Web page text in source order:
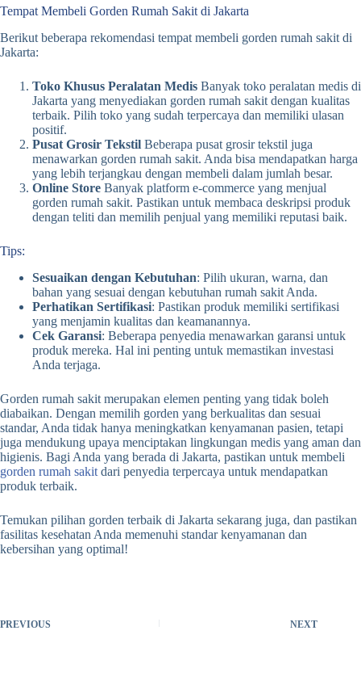
Tempat Membeli Gorden Rumah Sakit di Jakarta
Berikut beberapa rekomendasi tempat membeli gorden rumah sakit di
Jakarta:
Toko Khusus Peralatan Medis Banyak toko peralatan medis di
Jakarta yang menyediakan gorden rumah sakit dengan kualitas
terbaik. Pilih toko yang sudah terpercaya dan memiliki ulasan
positif.
Pusat Grosir Tekstil Beberapa pusat grosir tekstil juga
menawarkan gorden rumah sakit. Anda bisa mendapatkan harga
yang lebih terjangkau dengan membeli dalam jumlah besar.
Online Store Banyak platform e-commerce yang menjual
gorden rumah sakit. Pastikan untuk membaca deskripsi produk
dengan teliti dan memilih penjual yang memiliki reputasi baik.
Tips:
Sesuaikan dengan Kebutuhan: Pilih ukuran, warna, dan
bahan yang sesuai dengan kebutuhan rumah sakit Anda.
Perhatikan Sertifikasi: Pastikan produk memiliki sertifikasi
yang menjamin kualitas dan keamanannya.
Cek Garansi: Beberapa penyedia menawarkan garansi untuk
produk mereka. Hal ini penting untuk memastikan investasi
Anda terjaga.
Gorden rumah sakit merupakan elemen penting yang tidak boleh
diabaikan. Dengan memilih gorden yang berkualitas dan sesuai
standar, Anda tidak hanya meningkatkan kenyamanan pasien, tetapi
juga mendukung upaya menciptakan lingkungan medis yang aman dan
higienis. Bagi Anda yang berada di Jakarta, pastikan untuk membeli
gorden rumah sakit dari penyedia terpercaya untuk mendapatkan
produk terbaik.
Temukan pilihan gorden terbaik di Jakarta sekarang juga, dan pastikan
fasilitas kesehatan Anda memenuhi standar kenyamanan dan
kebersihan yang optimal!
PREVIOUS NEXT